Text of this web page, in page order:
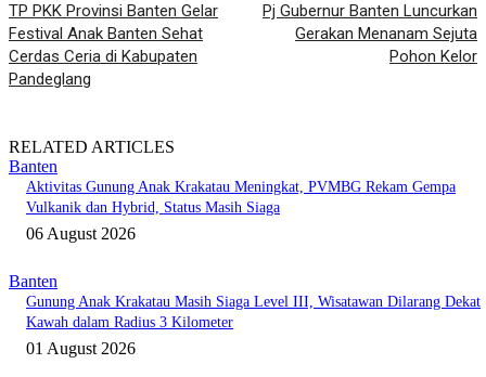
TP PKK Provinsi Banten Gelar
Festival Anak Banten Sehat
Cerdas Ceria di Kabupaten
Pandeglang
Pj Gubernur Banten Luncurkan
Gerakan Menanam Sejuta
Pohon Kelor
RELATED ARTICLES
Banten
Aktivitas Gunung Anak Krakatau Meningkat, PVMBG Rekam Gempa
Vulkanik dan Hybrid, Status Masih Siaga
06 August 2026
Banten
Gunung Anak Krakatau Masih Siaga Level III, Wisatawan Dilarang Dekat
Kawah dalam Radius 3 Kilometer
01 August 2026